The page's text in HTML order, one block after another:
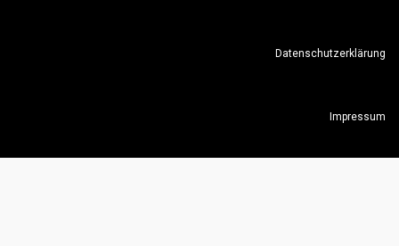
Datenschutzerklärung
Impressum